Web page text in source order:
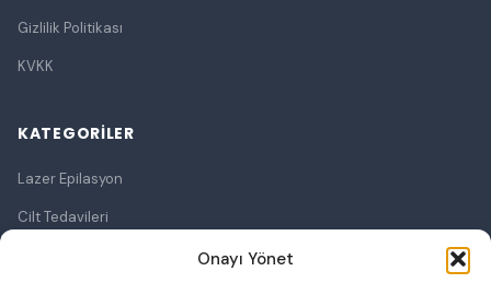
Onayı Yönet
Gizlilik Politikası
KVKK
KATEGORILER
Lazer Epilasyon
Cilt Tedavileri